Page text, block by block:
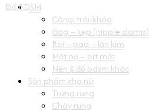
Đồ BDSM
Còng-trói-khóa
Gag – kẹp (nipple clamp)
Roi – pad – lăn kim
Mặt nạ – bịt mắt
Nến & đồ bdsm khác
Sản phẩm cho nữ
Trứng rung
Chày rung